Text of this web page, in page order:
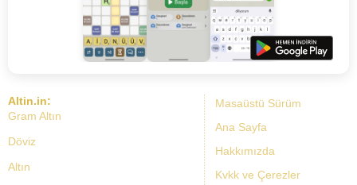
Masaüstü Sürüm
Ana Sayfa
Hakkımızda
Kvkk ve Çerezler
Altin.in:
Gram Altın
Döviz
Altın